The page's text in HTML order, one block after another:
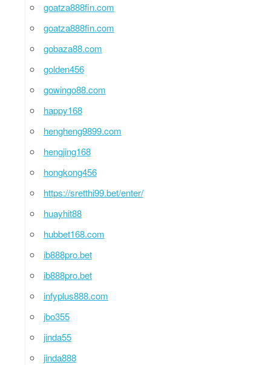
goatza888fin.com
goatza888fin.com
gobaza88.com
golden456
gowingo88.com
happy168
hengheng9899.com
hengjing168
hongkong456
https://sretthi99.bet/enter/
huayhit88
hubbet168.com
ib888pro.bet
ib888pro.bet
infyplus888.com
jbo355
jinda55
jinda888